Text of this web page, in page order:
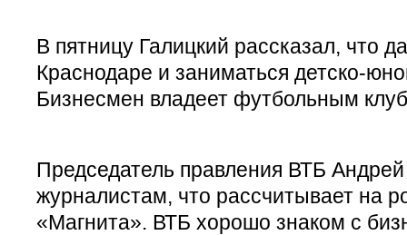
В пятницу Галицкий рассказал, что
Краснодаре и заниматься детско-
Бизнесмен владеет футбольным
Председатель правления ВТБ
журналистам, что рассчитывает на
«Магнита». ВТБ хорошо знаком с